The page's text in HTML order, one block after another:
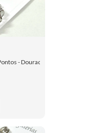
- Dourado e Prata